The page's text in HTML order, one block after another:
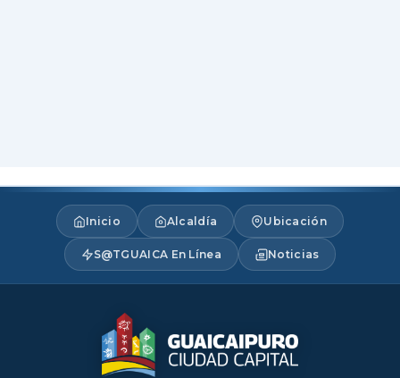
Inicio Alcaldía Ubicación
S@TGUAICA En Línea Noticias